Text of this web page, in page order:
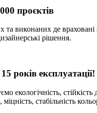
проєктів
та виконаних де враховані
рішення.
років експлуатації!
екологічність, стійкість
стабільність